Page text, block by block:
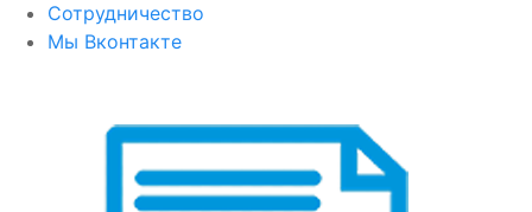
Сотрудничество
Мы Вконтакте